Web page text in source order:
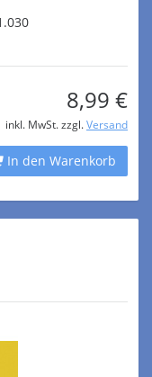
8,99 €
inkl. MwSt. zzgl. Versand
In den Warenkorb